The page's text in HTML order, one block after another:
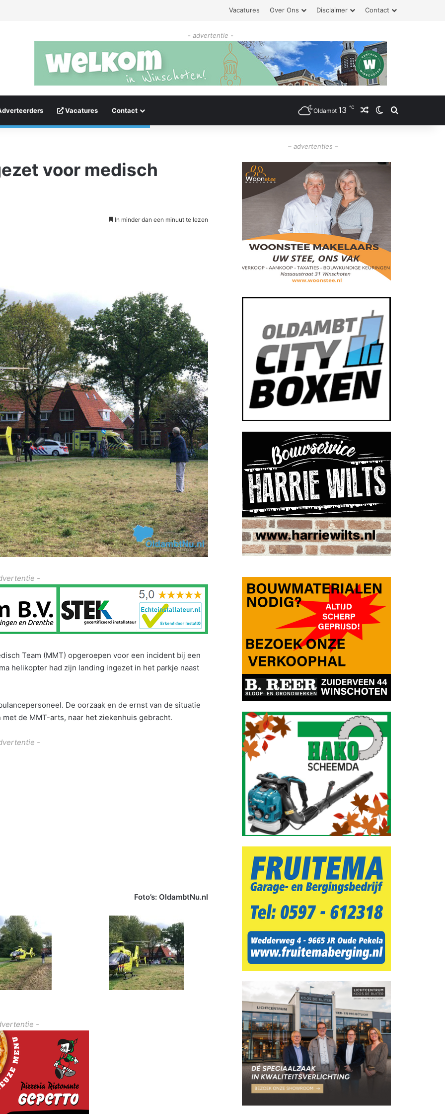
Vacatures Over Ons Disclaimer Contact
- advertentie -
Vacatures Contact Oldambt 13 ℃ Willekeurig artikel
Switch skin
Zoeken
voor medisch
In minder dan een minuut te lezen
-
Team (MMT) opgeroepen voor een incident bij een
helikopter had zijn landing ingezet in het parkje naast
De oorzaak en de ernst van de situatie
de MMT-arts, naar het ziekenhuis gebracht.
-
Foto’s: OldambtNu.nl
-
– advertenties –